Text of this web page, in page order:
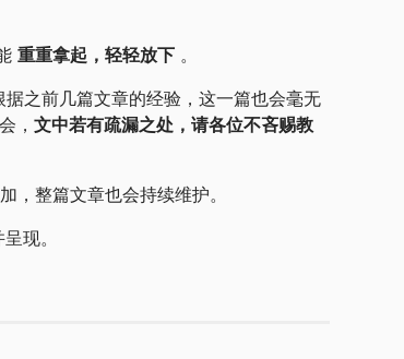
重重拿起，轻轻放下。
之前几篇文章的经验，这一篇也会毫无
， 文中若有疏漏之处，请各位不吝赐教
整篇文章也会持续维护。
现。